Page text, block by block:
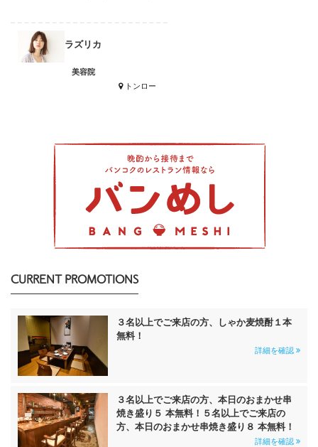
ラズリカ
美容院
トンロー
CURRENT PROMOTIONS
３名以上でご来店の方、しゃか麦焼酎１本
無料！
詳細を確認
３名以上でご来店の方、本日のおまかせ串
焼き盛り５ 本無料！５名以上でご来店の
方、本日のおまかせ串焼き盛り８ 本無料！
詳細を確認